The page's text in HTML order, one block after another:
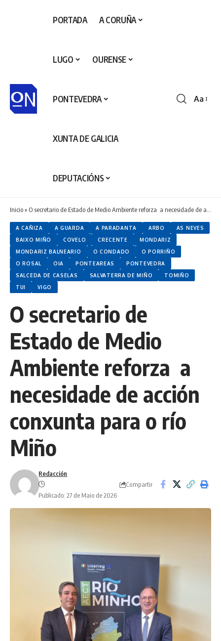
PORTADA A CORUÑA
LUGO OURENSE
PONTEVEDRA
XUNTA DE GALICIA
DEPUTACIÓNS
Aa
Inicio» O secretario de Estado de Medio Ambiente reforza a necesidade de acción conxunta para o río Miño
A CAÑIZA A GUARDA A PARADANTA ARBO
AS NEVES
BAIXO MIÑO
COVELO CRECENTE
MONDARIZ
MONDARIZ BALNEARIO
O CONDADO
O PORRIÑO
O ROSAL
OIA PONTEAREAS
PONTEVEDRA
SALCEDA DE CASELAS
SALVATERRA DE MIÑO
TOMIÑO
TUI
VIGO
O secretario de
Estado de Medio
Ambiente reforza a
necesidade de acción
conxunta para o río
Miño
Redacción
Publicado: 27 de Maio de 2026
Compartir